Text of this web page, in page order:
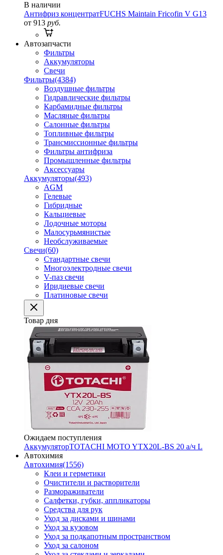
В наличии
Антифриз концентратFUCHS Maintain Fricofin V G13
от 913 руб.
Автозапчасти
Фильтры
Аккумуляторы
Свечи
Фильтры(4384)
Воздушные фильтры
Гидравлические фильтры
Карбамидные фильтры
Масляные фильтры
Салонные фильтры
Топливные фильтры
Трансмиссионные фильтры
Фильтры антифриза
Промышленные фильтры
Аксессуары
Аккумуляторы(493)
AGM
Гелевые
Гибридные
Кальциевые
Лодочные моторы
Малосурьмянистые
Необслуживаемые
Свечи(60)
Стандартные свечи
Многоэлектродные свечи
V-паз свечи
Иридиевые свечи
Платиновые свечи
Товар дня
Ожидаем поступления
АккумуляторTOTACHI MOTO YTX20L-BS 20 а/ч L
Автохимия
Автохимия(1556)
Клеи и герметики
Очистители и растворители
Размораживатели
Салфетки, губки, аппликаторы
Средства для рук
Уход за дисками и шинами
Уход за кузовом
Уход за подкапотным пространством
Уход за салоном